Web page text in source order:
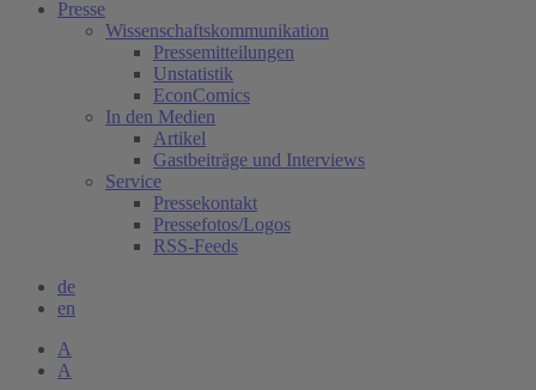
Presse
Wissenschaftskommunikation
Pressemitteilungen
Unstatistik
EconComics
In den Medien
Artikel
Gastbeiträge und Interviews
Service
Pressekontakt
Pressefotos/Logos
RSS-Feeds
de
en
A
A